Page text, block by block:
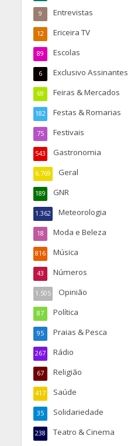
Entrevistas
9
Ericeira TV
12
Escolas
89
Exclusivo Assinantes
6
Feiras & Mercados
69
Festas & Romarias
182
Festivais
75
Gastronomia
543
Geral
6.769
GNR
189
Meteorologia
1.362
Moda e Beleza
18
Música
816
Números
43
Opinião
1.505
Política
87
Praias & Pesca
95
Rádio
267
Religião
67
Saúde
417
Solidariedade
35
Teatro & Cinema
238